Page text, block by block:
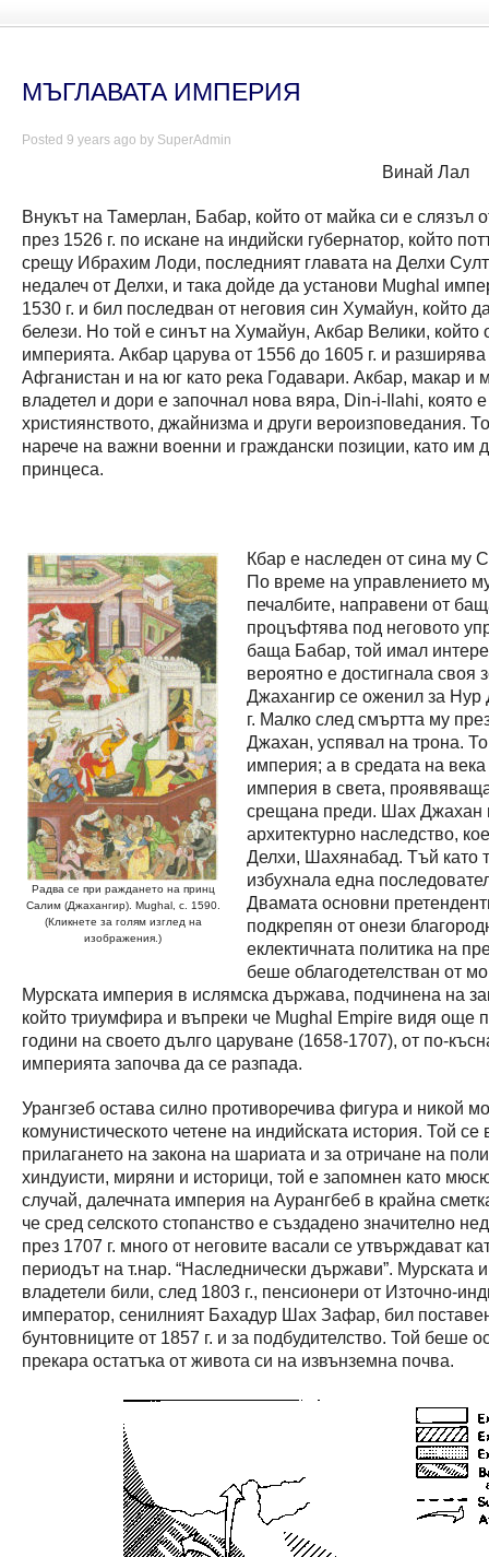
МЪГЛАВАТА ИМПЕРИЯ
Posted 9 years ago by SuperAdmin
Винай Лал
Внукът на Тамерлан, Бабар, който от майка си е слязъл
през 1526 г. по искане на индийски губернатор, който
срещу Ибрахим Лоди, последният главата на Делхи
недалеч от Делхи, и така дойде да установи Mughal
1530 г. и бил последван от неговия син Хумайун, който
белези. Но той е синът на Хумайун, Акбар Велики, който
империята. Акбар царува от 1556 до 1605 г. и
Афганистан и на юг като река Годавари. Акбар, макар
владетел и дори е започнал нова вяра, Din-i-Ilahi, която
християнството, джайнизма и други вероизповедания.
нарече на важни военни и граждански позиции, като им
принцеса.
Радва се при раждането на принц
Салим (Джахангир). Mughal, c. 1590.
(Кликнете за голям изглед на
изображения.)
Кбар е наследен от сина му
По време на управлението
печалбите, направени от
процъфтява под неговото
баща Бабар, той имал
вероятно е достигнала своя
Джахангир се оженил за Нур
г. Малко след смъртта му
Джахан, успявал на трона.
империя; а в средата на
империя в света,
срещана преди. Шах Джахан
архитектурно наследство,
Делхи, Шахянабад. Тъй като
избухнала една
Двамата основни
подкрепян от онези
еклектичната политика на
беше облагодетелстван от
Мурската империя в ислямска държава, подчинена на
който триумфира и въпреки че Mughal Empire видя още
години на своето дълго царуване (1658-1707), от по-
империята започва да се разпада.
Урангзеб остава силно противоречива фигура и никой
комунистическото четене на индийската история. Той
прилагането на закона на шариата и за отричане на
хиндуисти, миряни и историци, той е запомнен като
случай, далечната империя на Аурангбеб в крайна
че сред селското стопанство е създадено значително
през 1707 г. много от неговите васали се утвърждават
периодът на т.нар. “Наследнически държави”. Мурската
владетели били, след 1803 г., пенсионери от Източно-
император, сенилният Бахадур Шах Зафар, бил
бунтовниците от 1857 г. и за подбудителство. Той беше
прекара остатъка от живота си на извънземна почва.